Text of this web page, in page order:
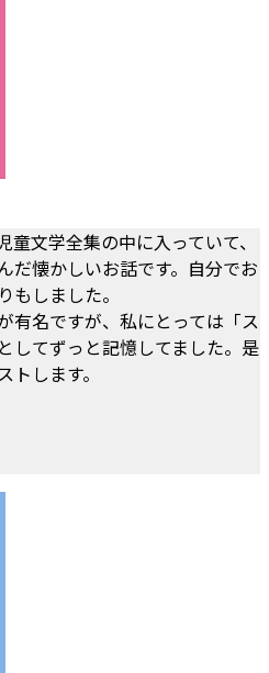
文学全集の中に入っていて、
だ懐かしいお話です。自分でお
もしました。
有名ですが、私にとっては「ス
してずっと記憶してました。是
します。